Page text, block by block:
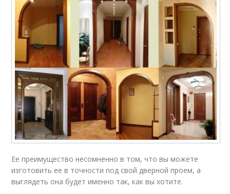
Ее преимущество несомненно в том, что вы можете
изготовить ее в точности под свой дверной проем, а
выглядеть она будет именно так, как вы хотите.